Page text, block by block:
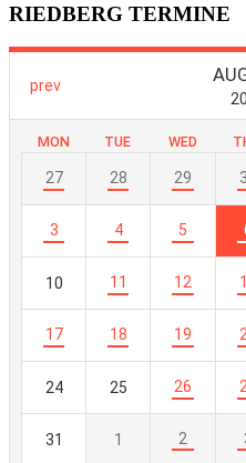
RIEDBERG TERMINE